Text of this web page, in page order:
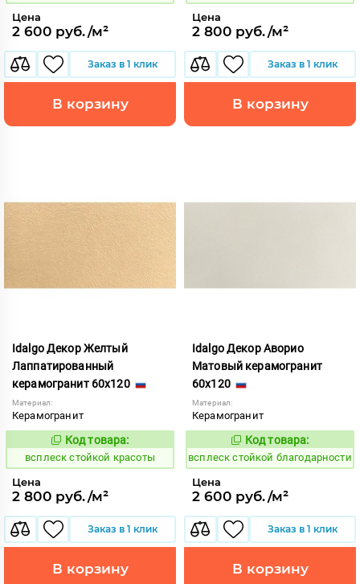
Цена
2 600 руб./м²
Заказ в 1 клик
В корзину
Цена
2 800 руб./м²
Заказ в 1 клик
В корзину
Idalgo Декор Желтый
Лаппатированный
керамогранит 60x120
Материал:
Керамогранит
246665
Код товара:
всплеск стойкой красоты
Цена
2 800 руб./м²
Заказ в 1 клик
В корзину
Idalgo Декор Аворио
Матовый керамогранит
60x120
Материал:
Керамогранит
246628
Код товара:
всплеск стойкой благодарности
Цена
2 600 руб./м²
Заказ в 1 клик
В корзину